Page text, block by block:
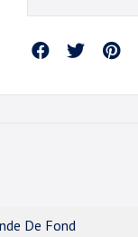
Partager
De Fond